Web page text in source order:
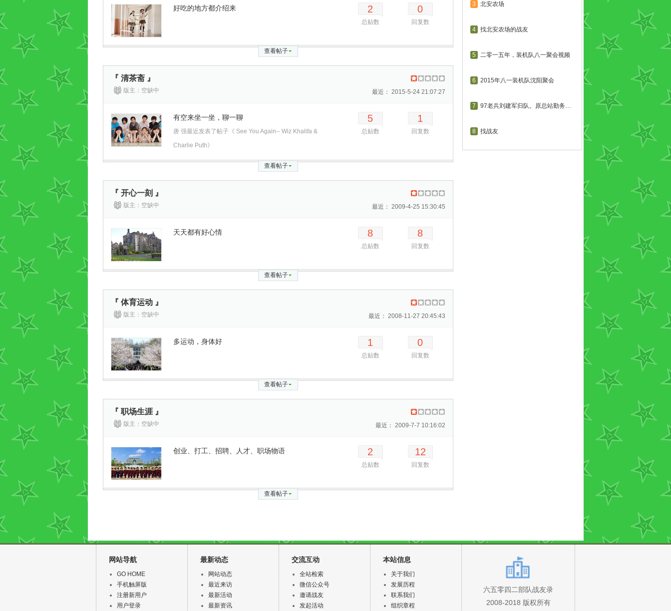
好吃的地方都介绍来 2
总贴数
0
回复数
查看帖子
『 清茶斋 』
版主：空缺中 最近： 2015-5-24 21:07:27
有空来坐一坐，聊一聊
唐 强最近发表了帖子《 See You Again-- Wiz Khalifa &
Charlie Puth》
5
总贴数
1
回复数
查看帖子
『 开心一刻 』
版主：空缺中 最近： 2009-4-25 15:30:45
天天都有好心情 8
总贴数
8
回复数
查看帖子
『 体育运动 』
版主：空缺中 最近： 2008-11-27 20:45:43
多运动，身体好 1
总贴数
0
回复数
查看帖子
『 职场生涯 』
版主：空缺中 最近： 2009-7-7 10:16:02
创业、打工、招聘、人才、职场物语 2
总贴数
12
回复数
查看帖子
3 北安农场
4 找北安农场的战友
5 二零一五年，装机队八一聚会视频
6 2015年八一装机队沈阳聚会
7 97老兵刘建军归队。原总站勤务连...
8 找战友
网站导航
GO HOME
手机触屏版
注册新用户
用户登录
最新动态
网站动态
最近来访
最新活动
最新资讯
交流互动
全站检索
微信公众号
邀请战友
发起活动
本站信息
关于我们
发展历程
联系我们
组织章程
六五零四二部队战友录
2008-2018 版权所有